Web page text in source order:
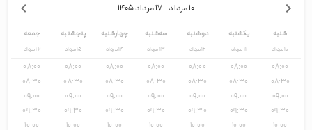
۱۰ مرداد - ۱۷ مرداد ۱۴۰۵
شنبه
۱۰مرداد
۰۸:۰۰
۰۸:۳۰
۰۹:۰۰
۰۹:۳۰
۱۰:۰۰
یکشنبه
۱۱مرداد
۰۸:۰۰
۰۸:۳۰
۰۹:۰۰
۰۹:۳۰
۱۰:۰۰
دوشنبه
۱۲مرداد
۰۸:۰۰
۰۸:۳۰
۰۹:۰۰
۰۹:۳۰
۱۰:۰۰
سه‌شنبه
۱۳مرداد
۰۸:۰۰
۰۸:۳۰
۰۹:۰۰
۰۹:۳۰
۱۰:۰۰
چهارشنبه
۱۴مرداد
۰۸:۰۰
۰۸:۳۰
۰۹:۰۰
۰۹:۳۰
۱۰:۰۰
پنجشنبه
۱۵مرداد
۰۸:۰۰
۰۸:۳۰
۰۹:۰۰
۰۹:۳۰
۱۰:۰۰
جمعه
۱۶مرداد
۰۸:۰۰
۰۸:۳۰
۰۹:۰۰
۰۹:۳۰
۱۰:۰۰